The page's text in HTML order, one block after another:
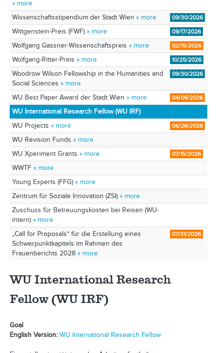
» more
Wissenschaftsstipendium der Stadt Wien » more 09/30/2026
Wittgenstein-Preis (FWF) » more 09/17/2026
Wolfgang Gassner-Wissenschaftspreis » more 02/15/2026
Wolfgang-Ritter-Preis » more 10/25/2026
Woodrow Wilson Fellowship in the Humanities and
Social Sciences » more
09/30/2026
WU Best Paper Award der Stadt Wien » more 04/06/2026
WU International Research Fellow (WU IRF)
WU Projects » more 06/26/2026
WU Revision Funds » more
WU Xperiment Grants » more 07/15/2026
WWTF » more
Young Experts (FFG) » more
Zentrum für Soziale Innovation (ZSI) » more
Zuschuss für Betreuungskosten bei Reisen (WU-
intern) » more
„Call for Proposals“ für die Erstellung eines
Schwerpunktkapitels im Rahmen des
Frauenberichts 2028 » more
07/31/2026
WU International Research
Fellow (WU IRF)
Goal
English Version: WU International Research Fellow